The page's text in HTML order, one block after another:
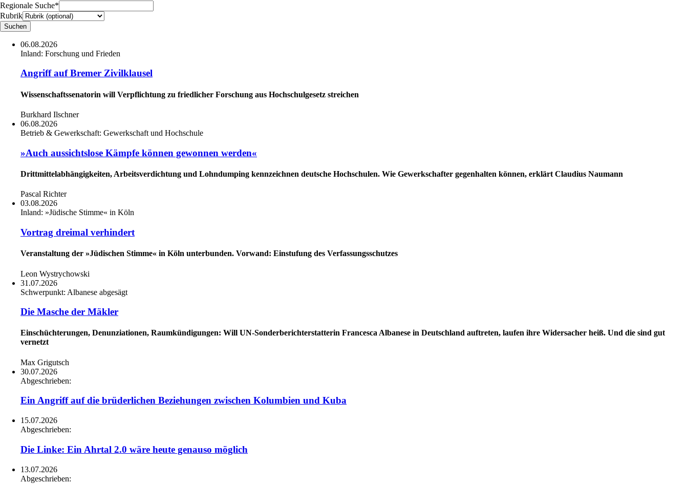
Regionale Suche*
Rubrik
06.08.2026
Inland: Forschung und Frieden
Angriff auf Bremer Zivilklausel
Wissenschaftssenatorin will Verpflichtung zu friedlicher Forschung aus Hochschulgesetz streichen
Burkhard Ilschner
06.08.2026
Betrieb & Gewerkschaft: Gewerkschaft und Hochschule
»Auch aussichtslose Kämpfe können gewonnen werden«
Drittmittelabhängigkeiten, Arbeitsverdichtung und Lohndumping kennzeichnen deutsche Hochschulen. Wie Gewerkschafter gegenhalten können, erklärt Claudius Naumann
Pascal Richter
03.08.2026
Inland: »Jüdische Stimme« in Köln
Vortrag dreimal verhindert
Veranstaltung der »Jüdischen Stimme« in Köln unterbunden. Vorwand: Einstufung des Verfassungsschutzes
Leon Wystrychowski
31.07.2026
Schwerpunkt: Albanese abgesägt
Die Masche der Mäkler
Einschüchterungen, Denunziationen, Raumkündigungen: Will UN-Sonderberichterstatterin Francesca Albanese in Deutschland auftreten, laufen ihre Widersacher heiß. Und die sind gut
vernetzt
Max Grigutsch
30.07.2026
Abgeschrieben:
Ein Angriff auf die brüderlichen Beziehungen zwischen Kolumbien und Kuba
15.07.2026
Abgeschrieben:
Die Linke: Ein Ahrtal 2.0 wäre heute genauso möglich
13.07.2026
Abgeschrieben: